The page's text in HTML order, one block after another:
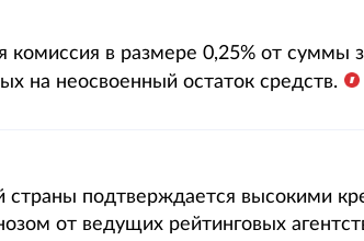
в размере 0,25% от суммы
на неосвоенный остаток средств.
страны подтверждается высокими
от ведущих рейтинговых